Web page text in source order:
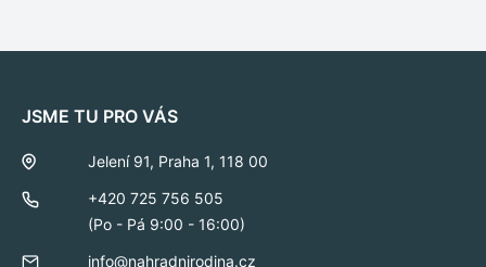
JSME TU PRO VÁS
Jelení 91, Praha 1, 118 00
+420 725 756 505
(Po - Pá 9:00 - 16:00)
info@nahradnirodina.cz